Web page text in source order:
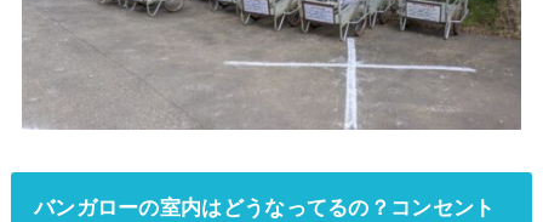
バンガローの室内はどうなってるの？コンセント